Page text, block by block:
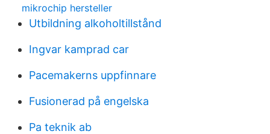
mikrochip hersteller
Utbildning alkoholtillstånd
Ingvar kamprad car
Pacemakerns uppfinnare
Fusionerad på engelska
Pa teknik ab